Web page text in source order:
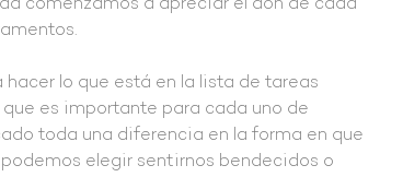
comenzamos a apreciar el don de cada
lo que está en la lista de tareas
es importante para cada uno de
toda una diferencia en la forma en que
elegir sentirnos bendecidos o